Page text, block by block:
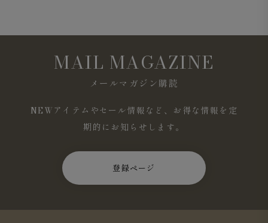
MAIL MAGAZINE
メールマガジン購読
NEWアイテムやセール情報など、お得な情報を定
期的にお知らせします。
登録ページ